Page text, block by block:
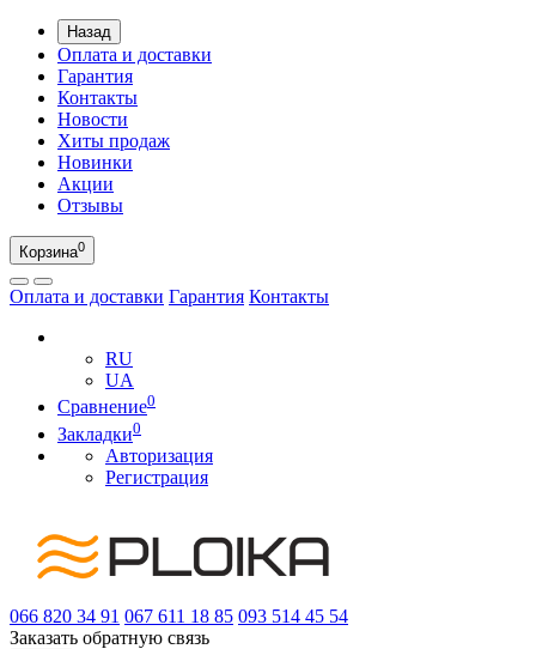
Назад
Оплата и доставки
Гарантия
Контакты
Новости
Хиты продаж
Новинки
Акции
Отзывы
Корзина0
Оплата и доставки Гарантия Контакты
RU
UA
Сравнение0
Закладки0
Авторизация
Регистрация
066 820 34 91 067 611 18 85 093 514 45 54
Заказать обратную связь